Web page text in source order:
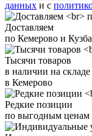
данных и с
Доставляем
по Кемерово и
Тысячи товаров
в наличии на складе
в Кемерово
Редкие позиции
по выгодным ценам